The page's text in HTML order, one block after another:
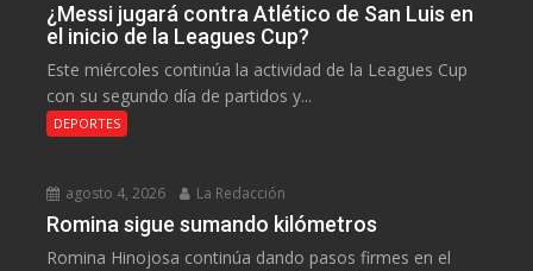
¿Messi jugará contra Atlético de San Luis en
el inicio de la Leagues Cup?
Este miércoles continúa la actividad de la Leagues Cup
con su segundo día de partidos y...
DEPORTES
agosto 4, 2026 La Redacción
Romina sigue sumando kilómetros
Romina Hinojosa continúa dando pasos firmes en el